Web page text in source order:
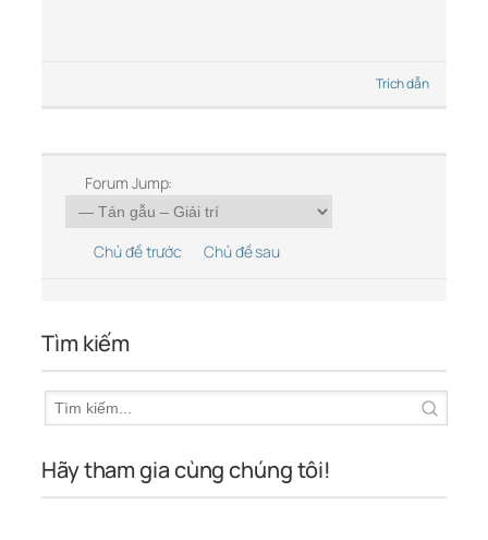
Trích dẫn
Forum Jump:
Chủ đề trước Chủ đề sau
Tìm kiếm
Hãy tham gia cùng chúng tôi!